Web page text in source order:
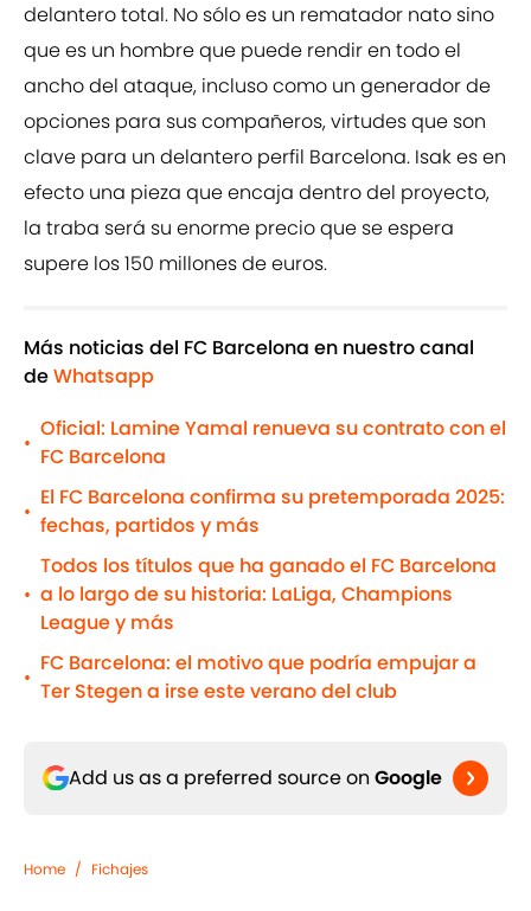
delantero total. No sólo es un rematador nato sino
que es un hombre que puede rendir en todo el
ancho del ataque, incluso como un generador de
opciones para sus compañeros, virtudes que son
clave para un delantero perfil Barcelona. Isak es en
efecto una pieza que encaja dentro del proyecto,
la traba será su enorme precio que se espera
supere los 150 millones de euros.
Más noticias del FC Barcelona en nuestro canal
deWhatsapp
•
Oficial: Lamine Yamal renueva su contrato con el
FC Barcelona
•
El FC Barcelona confirma su pretemporada 2025:
fechas, partidos y más
•
Todos los títulos que ha ganado el FC Barcelona
a lo largo de su historia: LaLiga, Champions
League y más
•
FC Barcelona: el motivo que podría empujar a
Ter Stegen a irse este verano del club
Add us as a preferred source on Google
Home / Fichajes